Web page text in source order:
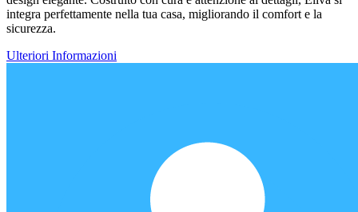
integra perfettamente nella tua casa, migliorando il comfort e la
sicurezza.
Ulteriori Informazioni